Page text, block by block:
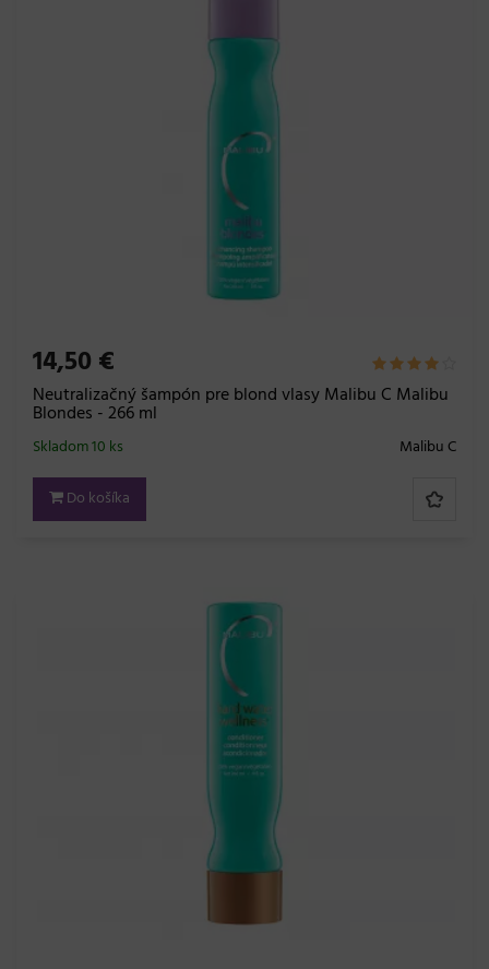
14,50 €
Neutralizačný šampón pre blond vlasy Malibu C Malibu
Blondes - 266 ml
Malibu C
Skladom 10 ks
Do košíka